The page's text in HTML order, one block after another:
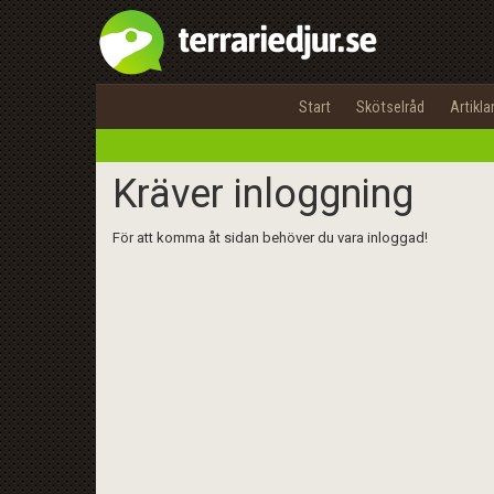
Start Skötselråd Artiklar
Kräver inloggning
För att komma åt sidan behöver du vara inloggad!